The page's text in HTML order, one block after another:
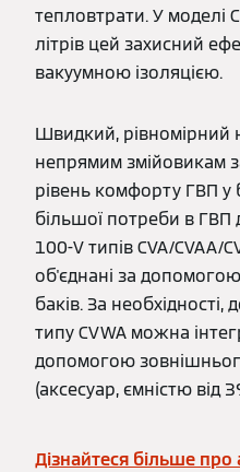
тепловтрати. У моделі
літрів цей захисний
вакуумною ізоляцією.
Швидкий, рівномірний
непрямим змійовикам
рівень комфорту ГВП у
більшої потреби в ГВП
100-V типів CVA/CVAA/
об'єднані за
баків. За
типу CVWA можна
допомогою
(аксесуар, ємністю від
Дізнайтеся більше про